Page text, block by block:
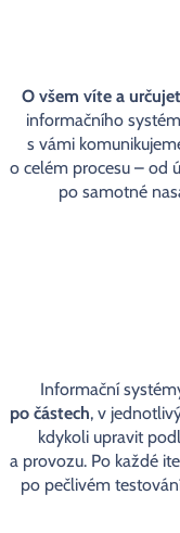
O všem víte a
informačního
s vámi
o celém procesu – od
po samotné
Informační
po částech, v
kdykoli upravit
a provozu. Po každé
po pečlivém